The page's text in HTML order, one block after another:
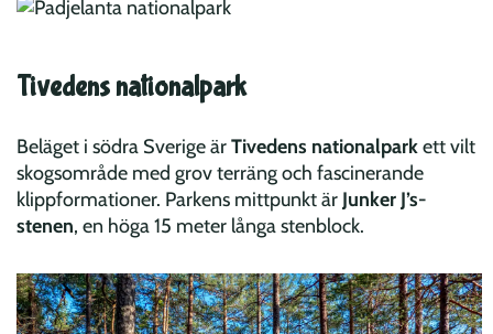
Tivedens nationalpark
Beläget i södra Sverige ärTivedens nationalparkett vilt
skogsområde med grov terräng och fascinerande
klippformationer. Parkens mittpunkt är Junker J’s-
stenen, en höga 15 meter långa stenblock.